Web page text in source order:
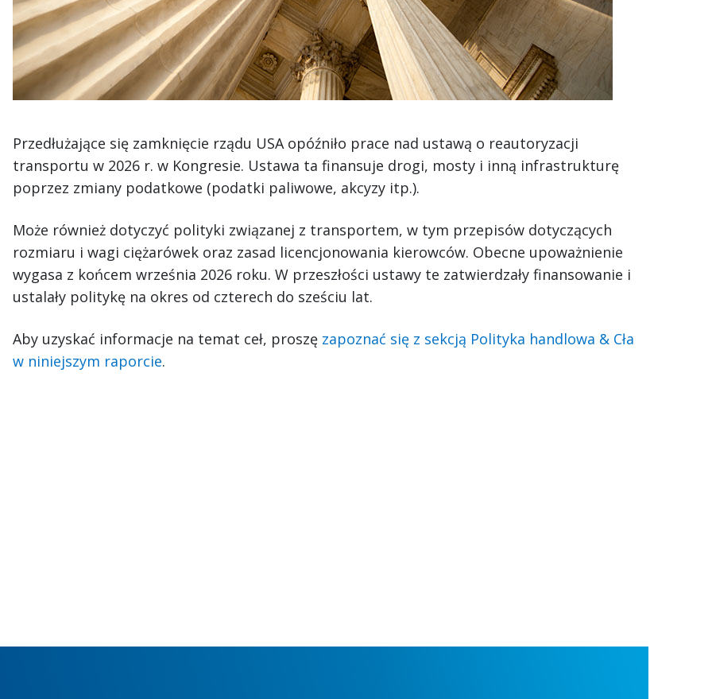
Przedłużające się zamknięcie rządu USA opóźniło prace nad ustawą o reautoryzacji
transportu w 2026 r. w Kongresie. Ustawa ta finansuje drogi, mosty i inną infrastrukturę
poprzez zmiany podatkowe (podatki paliwowe, akcyzy itp.).
Może również dotyczyć polityki związanej z transportem, w tym przepisów dotyczących
rozmiaru i wagi ciężarówek oraz zasad licencjonowania kierowców. Obecne upoważnienie
wygasa z końcem września 2026 roku. W przeszłości ustawy te zatwierdzały finansowanie i
ustalały politykę na okres od czterech do sześciu lat.
Aby uzyskać informacje na temat ceł, proszę zapoznać się z sekcją Polityka handlowa & Cła
w niniejszym raporcie.